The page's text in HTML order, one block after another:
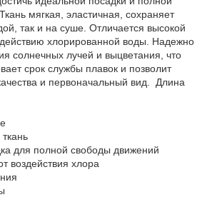
мягкая, эластичная, сохраняет
так и на суше. Отличается высокой
хлорированной воды. Надежно
солнечных лучей и выцветания, что
срок службы плавок и позволит
и первоначальный вид. Длина
для полной свободы движений
воздействия хлора